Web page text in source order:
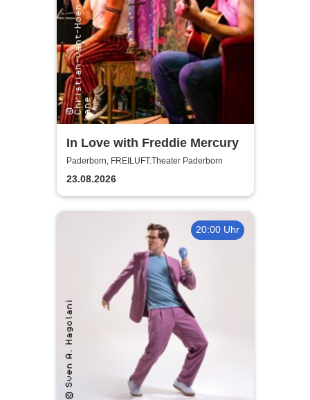
In Love with Freddie Mercury
Paderborn, FREILUFT.Theater Paderborn
23.08.2026
20:00 Uhr